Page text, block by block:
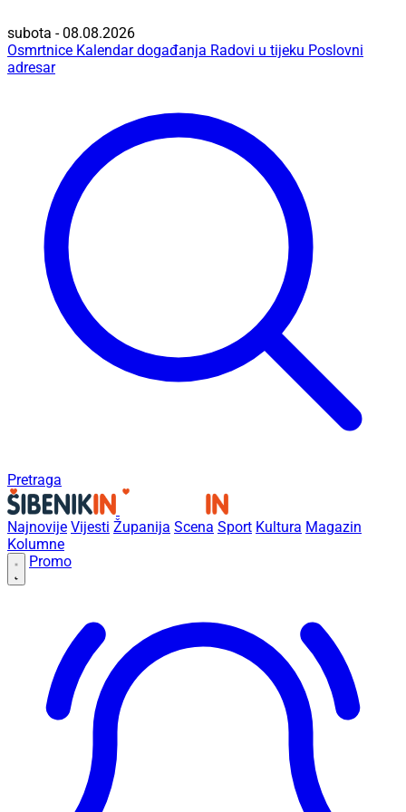
subota - 08.08.2026
Osmrtnice Kalendar događanja Radovi u tijeku Poslovni
adresar
Pretraga
Najnovije Vijesti Županija Scena Sport Kultura Magazin
Kolumne
Promo